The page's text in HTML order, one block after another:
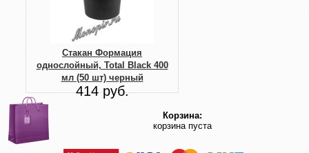
Стакан Формация
однослойный, Total Black 400
мл (50 шт) черный
414 руб.
Корзина:
корзина пуста